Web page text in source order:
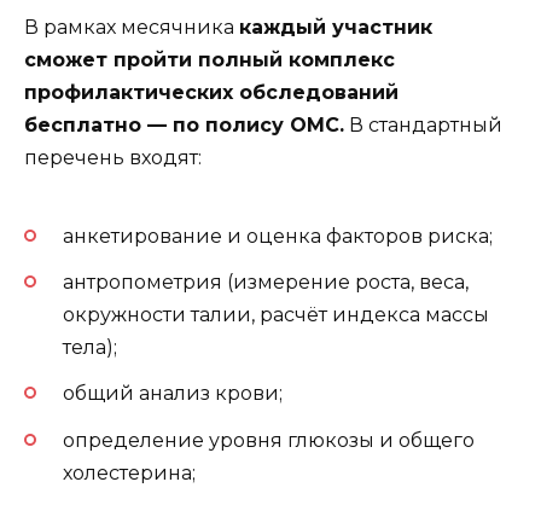
В рамках месячника каждый участник
сможет пройти полный комплекс
профилактических обследований
бесплатно — по полису ОМС. В стандартный
перечень входят:
анкетирование и оценка факторов риска;
антропометрия (измерение роста, веса,
окружности талии, расчёт индекса массы
тела);
общий анализ крови;
определение уровня глюкозы и общего
холестерина;